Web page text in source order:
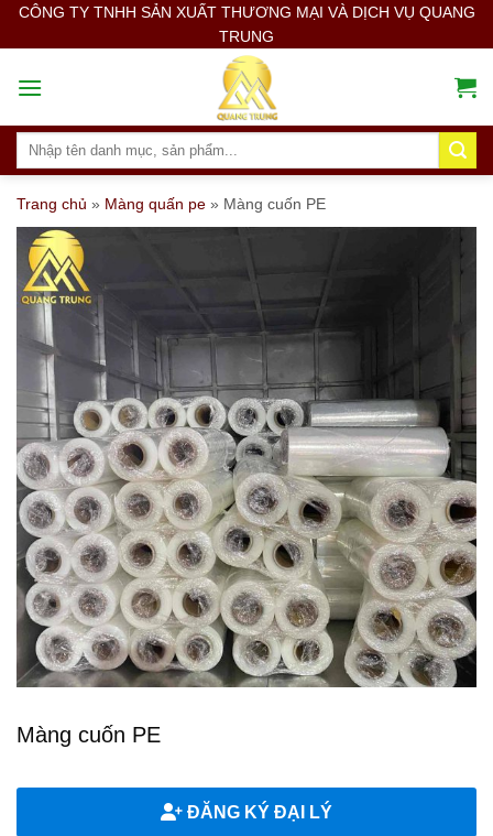
SkipCÔNG TY TNHH SẢN XUẤT THƯƠNG MẠI VÀ DỊCH VỤ QUANG
TRUNG
Search
Trang chủ » Màng quấn pe » Màng cuốn PE
Màng cuốn PE
ĐĂNG KÝ ĐẠI LÝ